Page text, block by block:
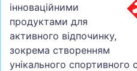
інноваційними
продуктами для
активного відпочинку,
зокрема створенням
унікального спортивного